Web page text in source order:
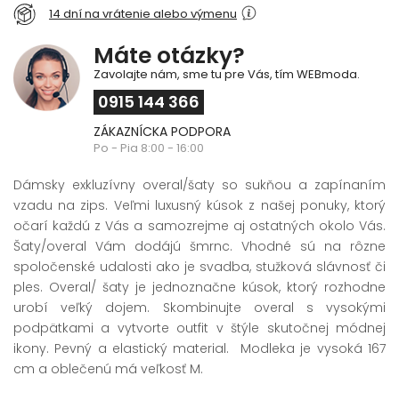
14 dní na vrátenie alebo výmenu
Máte otázky?
Zavolajte nám, sme tu pre Vás, tím WEBmoda.
0915 144 366
ZÁKAZNÍCKA PODPORA
Po - Pia 8:00 - 16:00
Dámsky exkluzívny overal/šaty so sukňou a zapínaním
vzadu na zips. Veľmi luxusný kúsok z našej ponuky, ktorý
očarí každú z Vás a samozrejme aj ostatných okolo Vás.
Šaty/overal Vám dodájú šmrnc. Vhodné sú na rôzne
spoločenské udalosti ako je svadba, stužková slávnosť či
ples. Overal/ šaty je jednoznačne kúsok, ktorý rozhodne
urobí veľký dojem. Skombinujte overal s vysokými
podpätkami a vytvorte outfit v štýle skutočnej módnej
ikony. Pevný a elastický material. Modleka je vysoká 167
cm a oblečenú má veľkosť M.